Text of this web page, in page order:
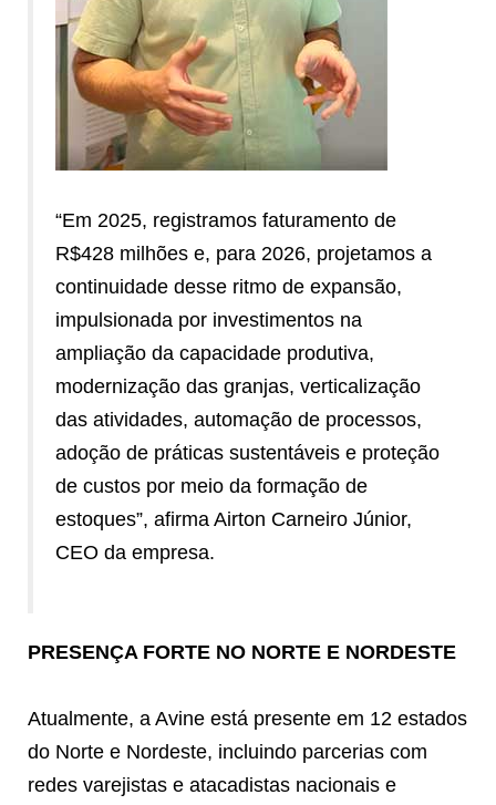
“Em 2025, registramos faturamento de
R$428 milhões e, para 2026, projetamos a
continuidade desse ritmo de expansão,
impulsionada por investimentos na
ampliação da capacidade produtiva,
modernização das granjas, verticalização
das atividades, automação de processos,
adoção de práticas sustentáveis e proteção
de custos por meio da formação de
estoques”, afirma Airton Carneiro Júnior,
CEO da empresa.
PRESENÇA FORTE NO NORTE E NORDESTE
Atualmente, a Avine está presente em 12 estados
do Norte e Nordeste, incluindo parcerias com
redes varejistas e atacadistas nacionais e